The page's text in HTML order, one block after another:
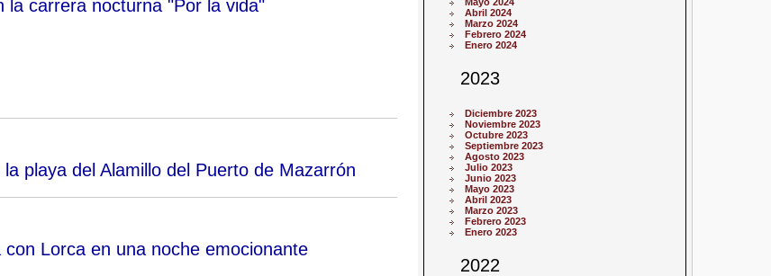
la carrera nocturna "Por la vida"
playa del Alamillo del Puerto de Mazarrón
Lorca en una noche emocionante
Abril 2024
Marzo 2024
Febrero 2024
Enero 2024
2023
Diciembre 2023
Noviembre 2023
Octubre 2023
Septiembre 2023
Agosto 2023
Julio 2023
Junio 2023
Mayo 2023
Abril 2023
Marzo 2023
Febrero 2023
Enero 2023
2022